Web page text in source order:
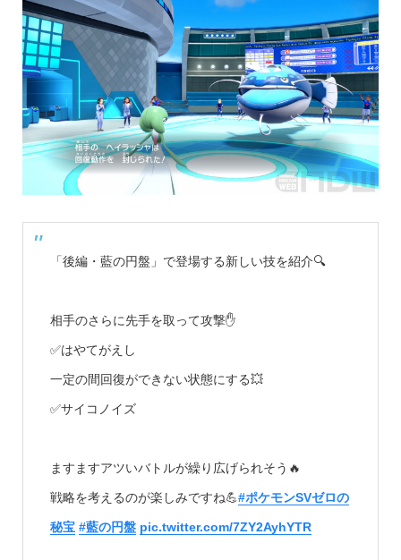
「後編・藍の円盤」で登場する新しい技を紹介🔍
相手のさらに先手を取って攻撃✋
✅はやてがえし
一定の間回復ができない状態にする💥
✅サイコノイズ
ますますアツいバトルが繰り広げられそう🔥
戦略を考えるのが楽しみですね💪#ポケモンSVゼロの
秘宝 #藍の円盤 pic.twitter.com/7ZY2AyhYTR